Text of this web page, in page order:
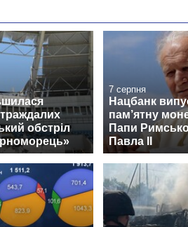
обстріл
7 серпня
Нацбанк
пам’ятну
Папи
Павла II